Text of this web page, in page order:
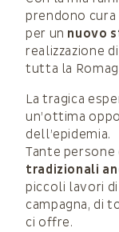
prendono
per un nuovo
realizzazione
tutta la
La tragica
un’ottima
dell’epidemia.
Tante persone
tradizionali
piccoli lavori
campagna, di
ci offre.